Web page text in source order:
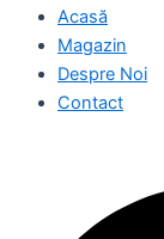
Acasă
Magazin
Despre Noi
Contact